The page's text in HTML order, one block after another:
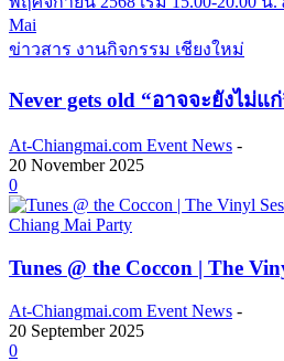
ข่าวสาร งานกิจกรรม เชียงใหม่
Never gets old “อาจจะยังไม่แ
At-Chiangmai.com Event News -
20 November 2025
0
Chiang Mai Party
Tunes @ the Coccon | The
At-Chiangmai.com Event News -
20 September 2025
0